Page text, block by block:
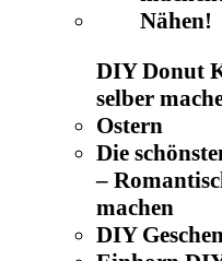
DIY Donut
selber
Ostern
Die
–
machen
DIY